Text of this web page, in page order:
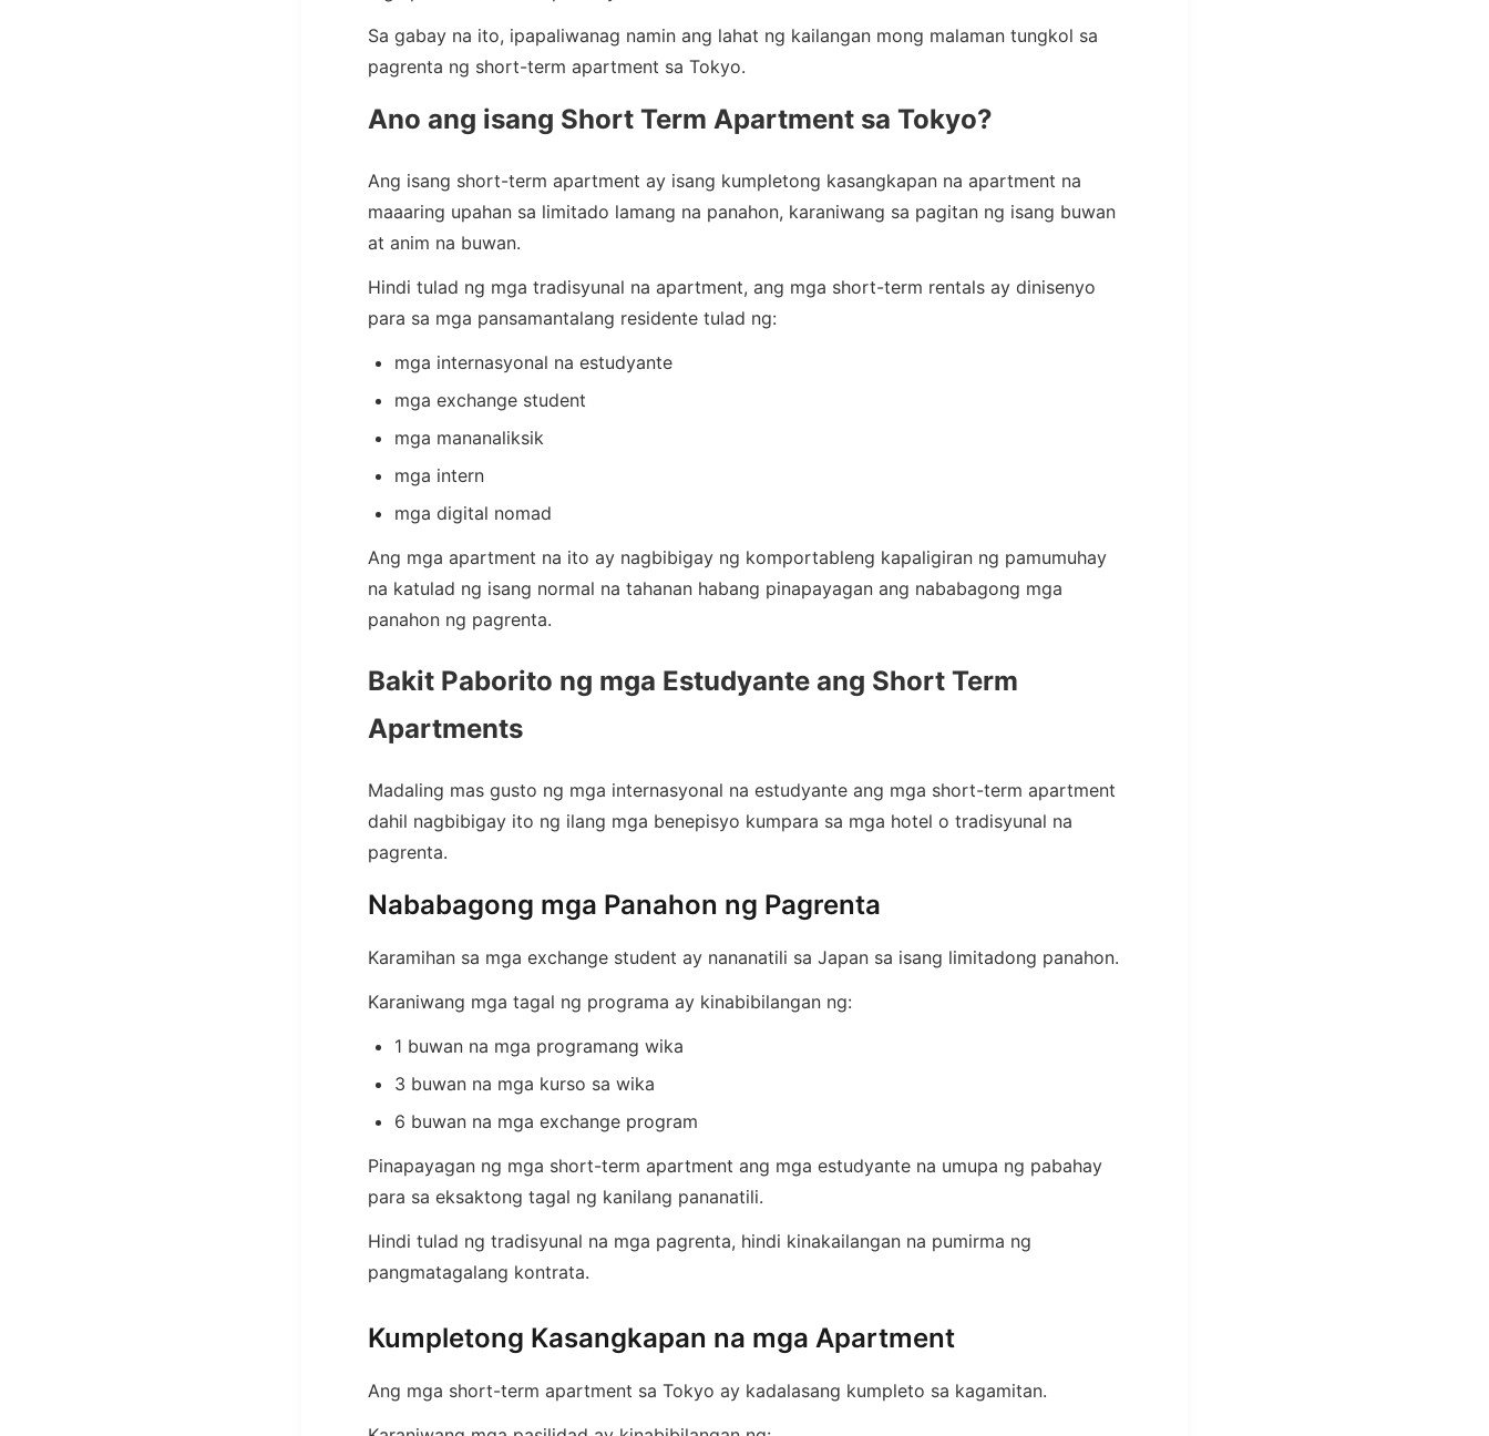
Sa gabay na ito, ipapaliwanag namin ang lahat ng kailangan mong malaman tungkol sa
pagrenta ng short-term apartment sa Tokyo.
Ano ang isang Short Term Apartment sa Tokyo?
Ang isang short-term apartment ay isang kumpletong kasangkapan na apartment na
maaaring upahan sa limitado lamang na panahon, karaniwang sa pagitan ng isang buwan
at anim na buwan.
Hindi tulad ng mga tradisyunal na apartment, ang mga short-term rentals ay dinisenyo
para sa mga pansamantalang residente tulad ng:
mga internasyonal na estudyante
mga exchange student
mga mananaliksik
mga intern
mga digital nomad
Ang mga apartment na ito ay nagbibigay ng komportableng kapaligiran ng pamumuhay
na katulad ng isang normal na tahanan habang pinapayagan ang nababagong mga
panahon ng pagrenta.
Bakit Paborito ng mga Estudyante ang Short Term
Apartments
Madaling mas gusto ng mga internasyonal na estudyante ang mga short-term apartment
dahil nagbibigay ito ng ilang mga benepisyo kumpara sa mga hotel o tradisyunal na
pagrenta.
Nababagong mga Panahon ng Pagrenta
Karamihan sa mga exchange student ay nananatili sa Japan sa isang limitadong panahon.
Karaniwang mga tagal ng programa ay kinabibilangan ng:
1 buwan na mga programang wika
3 buwan na mga kurso sa wika
6 buwan na mga exchange program
Pinapayagan ng mga short-term apartment ang mga estudyante na umupa ng pabahay
para sa eksaktong tagal ng kanilang pananatili.
Hindi tulad ng tradisyunal na mga pagrenta, hindi kinakailangan na pumirma ng
pangmatagalang kontrata.
Kumpletong Kasangkapan na mga Apartment
Ang mga short-term apartment sa Tokyo ay kadalasang kumpleto sa kagamitan.